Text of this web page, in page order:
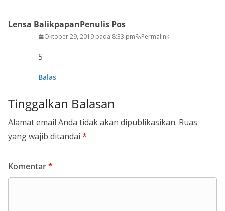
Lensa BalikpapanPenulis Pos
Oktober 29, 2019 pada 8:33 pm Permalink
5
Balas
Tinggalkan Balasan
Alamat email Anda tidak akan dipublikasikan. Ruas
yang wajib ditandai *
Komentar*